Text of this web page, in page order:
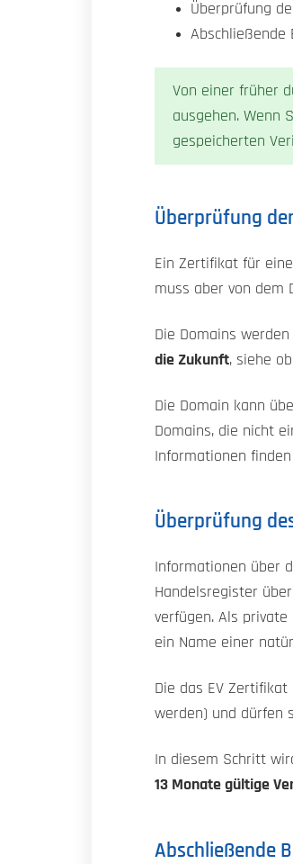
Überprüfung
Abschließende
Von einer früher
ausgehen. Wenn
gespeicherten
Überprüfung
Ein Zertifikat für
muss aber von dem
Die Domains
die Zukunft, siehe
Die Domain kann
Domains, die nicht
Informationen
Überprüfung
Informationen über
Handelsregister
verfügen. Als
ein Name einer
Die das EV
werden) und dürfen
In diesem Schritt
13 Monate gültige
Abschließende